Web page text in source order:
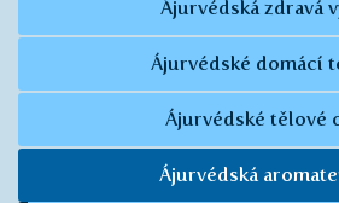
Ájurvédská zdravá
Ájurvédské domácí
Ájurvédské tělové
Ájurvédská